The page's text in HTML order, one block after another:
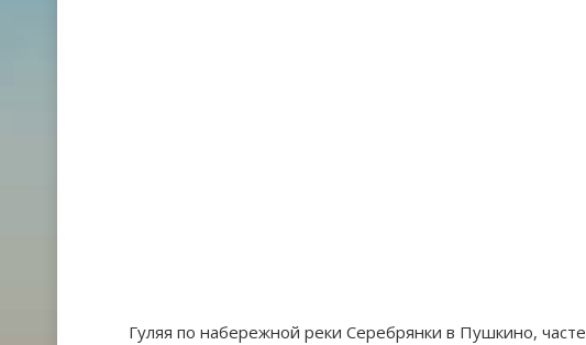
Гуляя по набережной реки Серебрянки в Пушкино,